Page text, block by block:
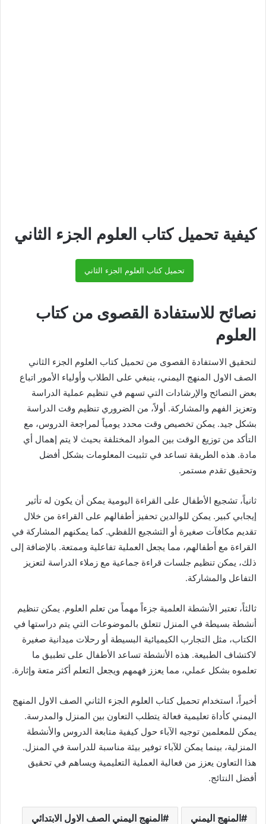
كيفية تحميل كتاب العلوم الجزء الثاني
تحميل كتاب العلوم الجزء الثاني
نصائح للاستفادة القصوى من كتاب
العلوم
لتحقيق الاستفادة القصوى من تحميل كتاب العلوم الجزء الثاني
الصف الاول المنهج اليمني، ينبغي على الطلاب وأولياء الأمور اتباع
بعض النصائح والإرشادات التي تسهم في تنظيم عملية الدراسة
وتعزيز الفهم والمشاركة. أولاً، من الضروري تنظيم وقت الدراسة
بشكل جيد. يمكن تخصيص وقت محدد يومياً لمراجعة الدروس، مع
التأكد من توزيع الوقت بين المواد المختلفة بحيث لا يتم إهمال أي
مادة. هذه الطريقة تساعد في تثبيت المعلومات بشكل أفضل
وتحقيق تقدم مستمر.
ثانياً، تشجيع الأطفال على القراءة اليومية يمكن أن يكون له تأثير
إيجابي كبير. يمكن للوالدين تحفيز أطفالهم على القراءة من خلال
تقديم مكافآت صغيرة أو التشجيع اللفظي. كما يمكنهم المشاركة في
القراءة مع أطفالهم، مما يجعل العملية تفاعلية وممتعة. بالإضافة إلى
ذلك، يمكن تنظيم جلسات قراءة جماعية مع زملاء الدراسة لتعزيز
التفاعل والمشاركة.
ثالثاً، تعتبر الأنشطة العلمية جزءاً مهماً من تعلم العلوم. يمكن تنظيم
أنشطة بسيطة في المنزل تتعلق بالموضوعات التي يتم دراستها في
الكتاب، مثل التجارب الكيميائية البسيطة أو رحلات ميدانية صغيرة
لاكتشاف الطبيعة. هذه الأنشطة تساعد الأطفال على تطبيق ما
تعلموه بشكل عملي، مما يعزز فهمهم ويجعل التعلم أكثر متعة وإثارة.
أخيراً، استخدام تحميل كتاب العلوم الجزء الثاني الصف الاول المنهج
اليمني كأداة تعليمية فعالة يتطلب التعاون بين المنزل والمدرسة.
يمكن للمعلمين توجيه الآباء حول كيفية متابعة الدروس والأنشطة
المنزلية، بينما يمكن للآباء توفير بيئة مناسبة للدراسة في المنزل.
هذا التعاون يعزز من فعالية العملية التعليمية ويساهم في تحقيق
أفضل النتائج.
المنهج اليمني المنهج اليمني الصف الاول الابتدائي